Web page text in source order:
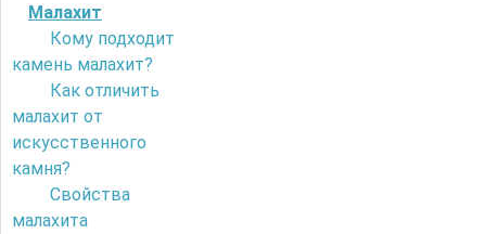
Малахит
Кому подходит
камень малахит?
Как отличить
малахит от
искусственного
камня?
Свойства
малахита